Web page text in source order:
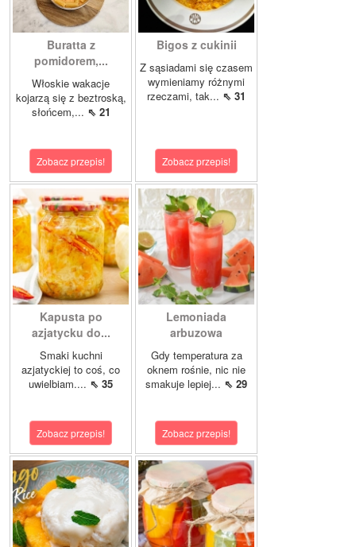
Buratta z
pomidorem,...
Włoskie wakacje
kojarzą się z beztroską,
słońcem,... ⇖ 21
Zobacz przepis!
Bigos z cukinii
Z sąsiadami się czasem
wymieniamy różnymi
rzeczami, tak... ⇖ 31
Zobacz przepis!
Kapusta po
azjatycku do...
Smaki kuchni
azjatyckiej to coś, co
uwielbiam.... ⇖ 35
Zobacz przepis!
Lemoniada
arbuzowa
Gdy temperatura za
oknem rośnie, nic nie
smakuje lepiej... ⇖ 29
Zobacz przepis!